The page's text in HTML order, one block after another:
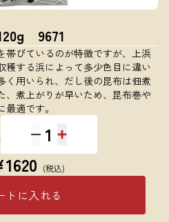
9671
帯びているのが特徴ですが、上浜
穫する浜によって多少色目に違い
く用いられ、だし後の昆布は佃煮
、煮上がりが早いため、昆布巻や
適です。
1
1620 (税込)
トに入れる